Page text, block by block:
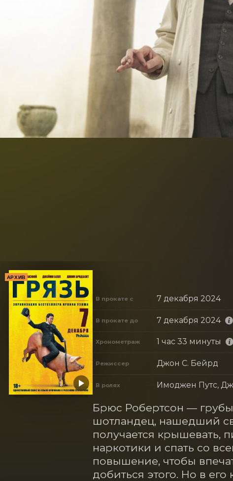
АРХИВ
В прокате с 7 декабря 2024
В прокате до 7 декабря 2024
Хронометраж 1 час 33 минуты
Режиссер Джон С. Бейрд
В ролях Имоджен Путс,
Брюс Робертсон —
шотландец, нашедший
получается крышевать,
наркотики и спать со
повышение, чтобы
добиться этого. Но в